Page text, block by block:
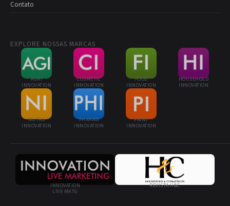
Contato
EXPLORE NOSSAS MARCAS
AGRI
INNOVATION
COSMETIC
INNOVATION
FOOD
INNOVATION
HOUSEHOLD
INNOVATION
NUTRA
INNOVATION
PHARMA
INNOVATION
PAINT
INNOVATION
INNOVATION
LIVE MKTG
REVISTA H&C